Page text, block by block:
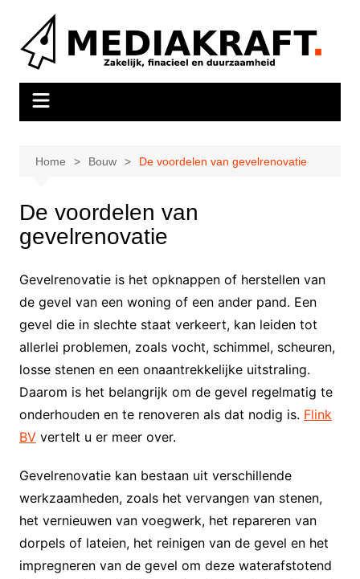
inhoud
Home Bouw De voordelen van gevelrenovatie
De voordelen van
gevelrenovatie
Gevelrenovatie is het opknappen of herstellen van
de gevel van een woning of een ander pand. Een
gevel die in slechte staat verkeert, kan leiden tot
allerlei problemen, zoals vocht, schimmel, scheuren,
losse stenen en een onaantrekkelijke uitstraling.
Daarom is het belangrijk om de gevel regelmatig te
onderhouden en te renoveren als dat nodig is. Flink
BVvertelt u er meer over.
Gevelrenovatie kan bestaan uit verschillende
werkzaamheden, zoals het vervangen van stenen,
het vernieuwen van voegwerk, het repareren van
dorpels of lateien, het reinigen van de gevel en het
impregneren van de gevel om deze waterafstotend